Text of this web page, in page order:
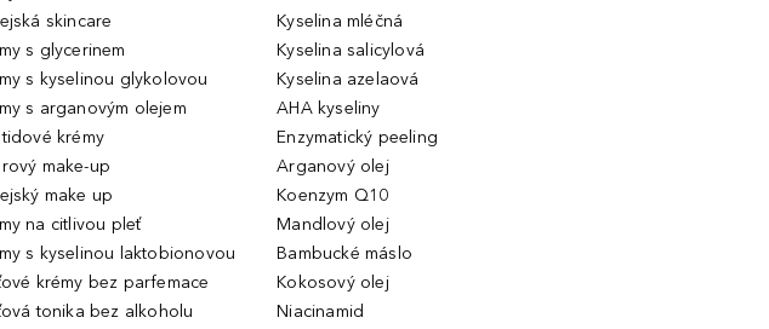
skincare
s glycerinem
s kyselinou glykolovou
s arganovým olejem
krémy
make-up
make up
na citlivou pleť
s kyselinou laktobionovou
krémy bez parfemace
tonika bez alkoholu
Kyselina mléčná
Kyselina salicylová
Kyselina azelaová
AHA kyseliny
Enzymatický peeling
Arganový olej
Koenzym Q10
Mandlový olej
Bambucké máslo
Kokosový olej
Niacinamid